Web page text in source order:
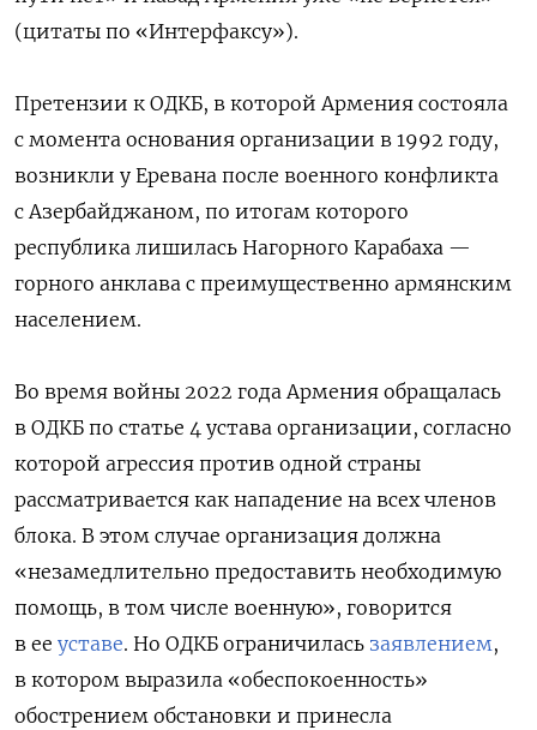
(цитаты по «Интерфаксу»).
Претензии к ОДКБ, в которой Армения состояла
с момента основания организации в 1992 году,
возникли у Еревана после военного конфликта
с Азербайджаном, по итогам которого
республика лишилась Нагорного Карабаха —
горного анклава с преимущественно армянским
населением.
Во время войны 2022 года Армения обращалась
в ОДКБ по статье 4 устава организации, согласно
которой агрессия против одной страны
рассматривается как нападение на всех членов
блока. В этом случае организация должна
«незамедлительно предоставить необходимую
помощь, в том числе военную», говорится
в ее уставе. Но ОДКБ ограничилась заявлением,
в котором выразила «обеспокоенность»
обострением обстановки и принесла